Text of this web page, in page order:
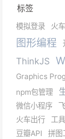
标签
模拟登录 火
图形编程
ThinkJS
Graphics
npm包管理
微信小程序
火车出行
工
豆瓣API
拼图